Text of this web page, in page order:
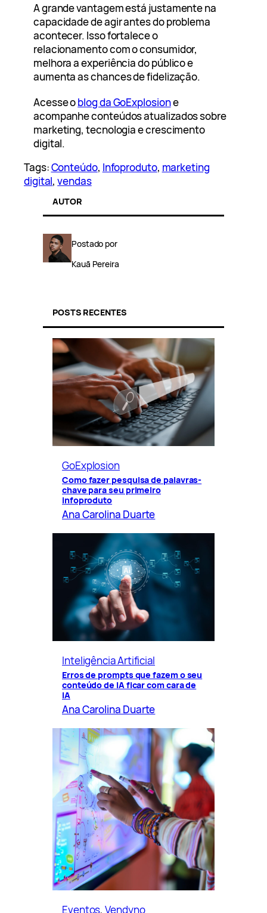
A grande vantagem está justamente na
capacidade de agir antes do problema
acontecer. Isso fortalece o
relacionamento com o consumidor,
melhora a experiência do público e
aumenta as chances de fidelização.
Acesse oblog da GoExplosione
acompanhe conteúdos atualizados sobre
marketing, tecnologia e crescimento
digital.
Tags:Conteúdo, Infoproduto, marketing
digital, vendas
AUTOR
Postado por
Kauã Pereira
POSTS RECENTES
GoExplosion
Como fazer pesquisa de palavras-
chave para seu primeiro
infoproduto
Ana Carolina Duarte
Inteligência Artificial
Erros de prompts que fazem o seu
conteúdo de IA ficar com cara de
IA
Ana Carolina Duarte
Eventos, Vendyno